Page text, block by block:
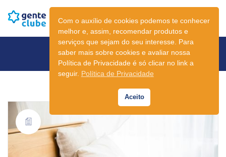
Etiqueta /mulher
Com o auxílio de cookies podemos te conhecer
melhor e, assim, recomendar produtos e
serviços que sejam do seu interesse. Para
saber mais sobre cookies e avaliar nossa
Política de Privacidade é só clicar no link a
seguir. Política de Privacidade
Aceito